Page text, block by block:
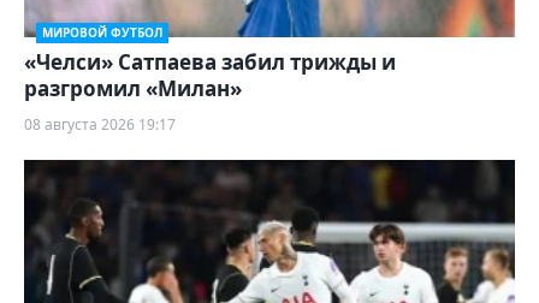
МИРОВОЙ ФУТБОЛ
«Челси» Сатпаева забил трижды и
разгромил «Милан»
08 августа 2026 19:17